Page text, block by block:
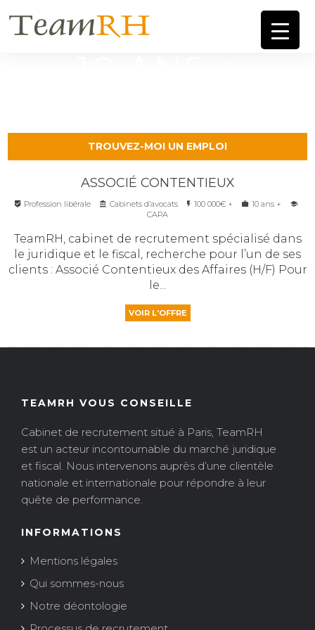
TROUVEZ-MOI UN EMPLOI
ASSOCIÉ CONTENTIEUX
Profession libérale Cabinets d’avocats 100 000€ +
10 ans +
CAPA
TeamRH, cabinet de recrutement spécialisé dans
le juridique et le fiscal, recherche pour l’un de ses
clients : Associé Contentieux des Affaires (H/F) Pour
le...
VOIR L'OFFRE
TEAMRH VOUS CONSEILLE
Cabinet de recrutement situé à Paris, TeamRH
est un acteur incontournable du marché juridique
et fiscal. Nous intervenons auprès d’une clientèle
nationale et internationale pour répondre à leur
quête de performance.
INFORMATIONS
Mentions légales
Qui sommes-nous
Notre déontologie